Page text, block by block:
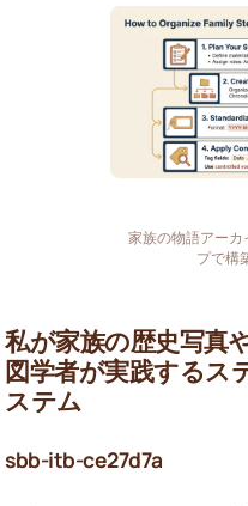
家族の物語アーカ
プで構
私が家族の歴史写真
図学者が実践するス
ステム
sbb-itb-ce27d7a